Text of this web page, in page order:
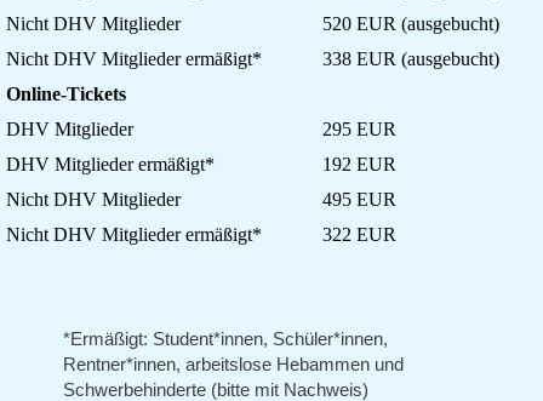
Nicht DHV Mitglieder
520 EUR (ausgebucht)
Nicht DHV Mitglieder ermäßigt*
338 EUR (ausgebucht)
Online-Tickets
DHV Mitglieder
295 EUR
DHV Mitglieder ermäßigt*
192 EUR
Nicht DHV Mitglieder
495 EUR
Nicht DHV Mitglieder ermäßigt*
322 EUR
*Ermäßigt: Student*innen, Schüler*innen,
Rentner*innen, arbeitslose Hebammen und
Schwerbehinderte (bitte mit Nachweis)